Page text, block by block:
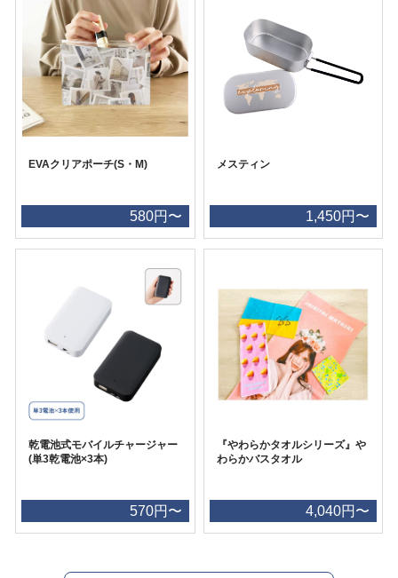
EVAクリアポーチ(S・M)
580円〜
メスティン
1,450円〜
乾電池式モバイルチャージャー
(単3乾電池×3本)
570円〜
『やわらかタオルシリーズ』や
わらかバスタオル
4,040円〜